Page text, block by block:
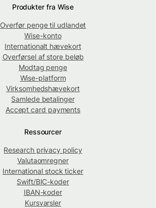
Produkter fra Wise
Overfør penge til udlandet
Wise-konto
Internationalt hævekort
Overførsel af store beløb
Modtag penge
Wise-platform
Virksomhedshævekort
Samlede betalinger
Accept card payments
Ressourcer
Research privacy policy
Valutaomregner
International stock ticker
Swift/BIC-koder
IBAN-koder
Kursvarsler